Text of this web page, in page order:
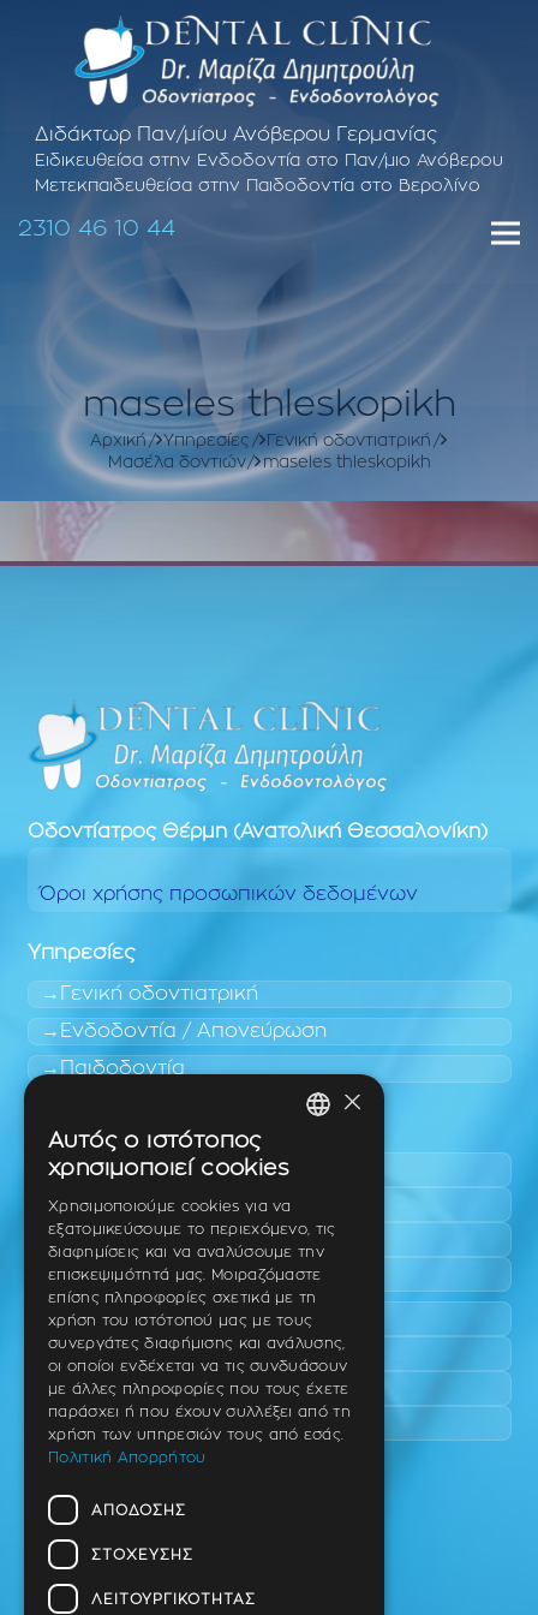
Διδάκτωρ Παν/μίου Ανόβερου Γερμανίας
Ειδικευθείσα στην Ενδοδοντία στο Παν/μιο Ανόβερου
Μετεκπαιδευθείσα στην Παιδοδοντία στο Βερολίνο
2310 46 10 44
maseles thleskopikh
Αρχική Υπηρεσίες
Γενική οδοντιατρική
Μασέλα δοντιών
maseles thleskopikh
Οδοντίατρος Θέρμη (Ανατολική Θεσσαλονίκη)
Όροι χρήσης προσωπικών δεδομένων
Υπηρεσίες
Γενική οδοντιατρική
Ενδοδοντία / Απονεύρωση
Παιδοδοντία
Πυλαία
Τριάδι
Νέο Ρύσιο
Επανομή
Περαία
Καλαμαριά
Πανόραμα
Χαριλάου
Ταβάκη – Θ. Λίτσα 10 (γωνία),
Θέρμη – Θεσσαλονίκη
T.K 57001
×
Αυτός ο ιστότοπος
χρησιμοποιεί cookies
Χρησιμοποιούμε cookies για να
εξατομικεύσουμε το περιεχόμενο, τις
διαφημίσεις και να αναλύσουμε την
επισκεψιμότητά μας. Μοιραζόμαστε
επίσης πληροφορίες σχετικά με τη
χρήση του ιστότοπού μας με τους
συνεργάτες διαφήμισης και ανάλυσης,
οι οποίοι ενδέχεται να τις συνδυάσουν
με άλλες πληροφορίες που τους έχετε
παράσχει ή που έχουν συλλέξει από τη
χρήση των υπηρεσιών τους από εσάς.
Πολιτική Απορρήτου
ΑΠΌΔΟΣΗΣ
ΣΤΌΧΕΥΣΗΣ
ΛΕΙΤΟΥΡΓΙΚΌΤΗΤΑΣ